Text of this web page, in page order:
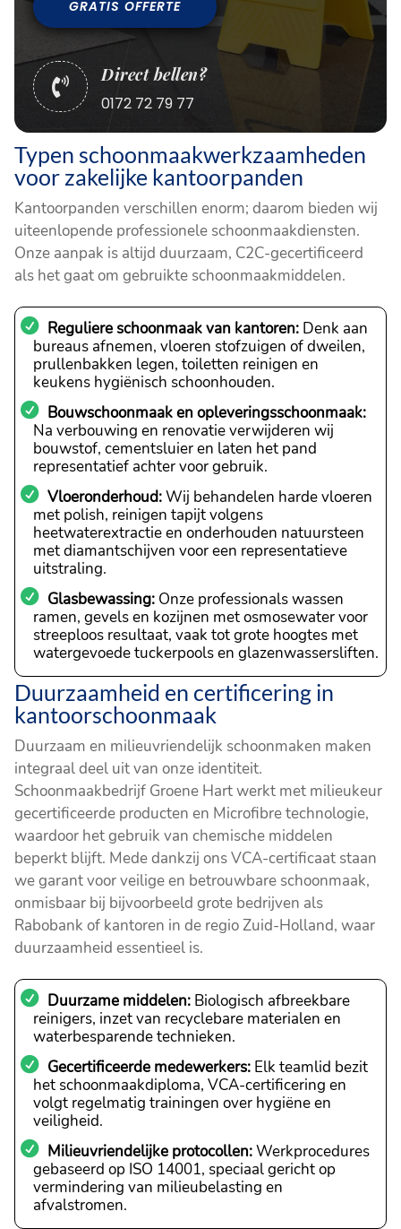
GRATIS OFFERTE

Direct bellen?
0172 72 79 77
Typen schoonmaakwerkzaamheden
voor zakelijke kantoorpanden
Kantoorpanden verschillen enorm; daarom bieden wij
uiteenlopende professionele schoonmaakdiensten.
Onze aanpak is altijd duurzaam, C2C-gecertificeerd
als het gaat om gebruikte schoonmaakmiddelen.
Reguliere schoonmaak van kantoren: Denk aan
bureaus afnemen, vloeren stofzuigen of dweilen,
prullenbakken legen, toiletten reinigen en
keukens hygiënisch schoonhouden.
Bouwschoonmaak en opleveringsschoonmaak:
Na verbouwing en renovatie verwijderen wij
bouwstof, cementsluier en laten het pand
representatief achter voor gebruik.
Vloeronderhoud:Wij behandelen harde vloeren
met polish, reinigen tapijt volgens
heetwaterextractie en onderhouden natuursteen
met diamantschijven voor een representatieve
uitstraling.
Glasbewassing: Onze professionals wassen
ramen, gevels en kozijnen met osmosewater voor
streeploos resultaat, vaak tot grote hoogtes met
watergevoede tuckerpools en glazenwassersliften.
Duurzaamheid en certificering in
kantoorschoonmaak
Duurzaam en milieuvriendelijk schoonmaken maken
integraal deel uit van onze identiteit.
Schoonmaakbedrijf Groene Hart werkt met milieukeur
gecertificeerde producten en Microfibre technologie,
waardoor het gebruik van chemische middelen
beperkt blijft. Mede dankzij ons VCA-certificaat staan
we garant voor veilige en betrouwbare schoonmaak,
onmisbaar bij bijvoorbeeld grote bedrijven als
Rabobank of kantoren in de regio Zuid-Holland, waar
duurzaamheid essentieel is.
Duurzame middelen: Biologisch afbreekbare
reinigers, inzet van recyclebare materialen en
waterbesparende technieken.
Gecertificeerde medewerkers: Elk teamlid bezit
het schoonmaakdiploma, VCA-certificering en
volgt regelmatig trainingen over hygiëne en
veiligheid.
Milieuvriendelijke protocollen:Werkprocedures
gebaseerd op ISO 14001, speciaal gericht op
vermindering van milieubelasting en
afvalstromen.